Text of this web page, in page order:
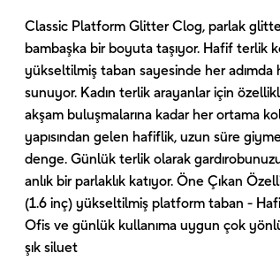
Classic Platform Glitter Clog, parlak
bambaşka bir boyuta taşıyor. Hafif terlik
yükseltilmiş taban sayesinde her
sunuyor. Kadın terlik arayanlar için
akşam buluşmalarına kadar her ortama
yapısından gelen hafiflik, uzun süre
denge. Günlük terlik olarak
anlık bir parlaklık katıyor. Öne Çıkan
(1.6 inç) yükseltilmiş platform taban -
Ofis ve günlük kullanıma uygun çok
şık siluet